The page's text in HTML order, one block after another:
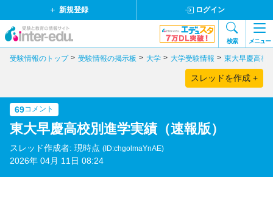
新規登録 ログイン
検索 メニュー
受験情報のトップ 受験情報の掲示板 大学 大学受験情報 東大早慶高校
スレッドを作成 +
69コメント
東大早慶高校別進学実績（速報版）
スレッド作成者: 現時点 (ID:chgolmaYnAE)
2026年 04月 11日 08:24